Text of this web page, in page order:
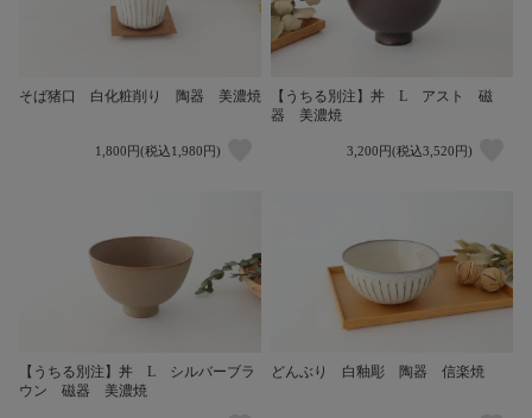
そば猪口 白化粧削り 陶器 美濃焼
1,800円(税込1,980円)
【うちる別注】丼 L アスト 磁
器 美濃焼
3,200円(税込3,520円)
【うちる別注】丼 L シルバーブラ
ウン 磁器 美濃焼
どんぶり 白釉彫 陶器 信楽焼